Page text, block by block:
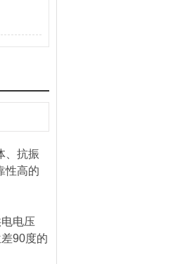
、抗振
性高的
电压
90度的